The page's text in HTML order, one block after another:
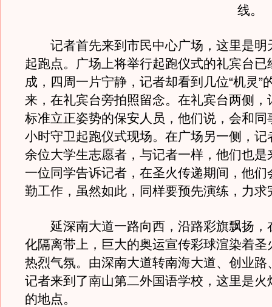
线。
记者首先来到市民中心广场，这里是明
起跑点。广场上将举行起跑仪式的礼宾台已
成，四周一片宁静，记者却看到几位“机灵”
来，在礼宾台旁拍照留念。在礼宾台两侧，
标准立正姿势的保安人员，他们说，会和同
小时守卫起跑仪式现场。在广场另一侧，记
余位大学生志愿者，与记者一样，他们也是
一位同学告诉记者，在圣火传递期间，他们
勤工作，虽然如此，同样要预先演练，力求
延深南大道一路向西，沿路彩旗飘扬，
化隔离带上，巨大的奥运宣传彩球渲染着圣
热烈气氛。由深南大道转南海大道、创业路
记者来到了南山第二外国语学校，这里是火
的地点。